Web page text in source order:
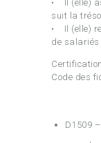
• Il (elle)
suit la
• Il (elle)
de salariés
Code des
D1509